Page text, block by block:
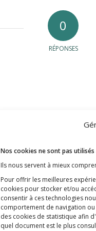
Nos cookies ne sont pas
Ils nous servent à mieux
Pour offrir les meilleures
cookies pour stocker et/ou
consentir à ces technologies
comportement de navigation
des cookies de statistique afin
quel document est le plus
0
RÉPONSES